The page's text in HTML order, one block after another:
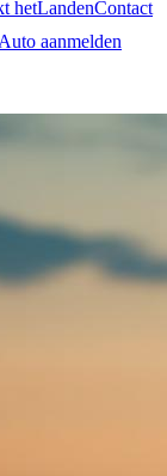
hetLandenContact
Auto aanmelden